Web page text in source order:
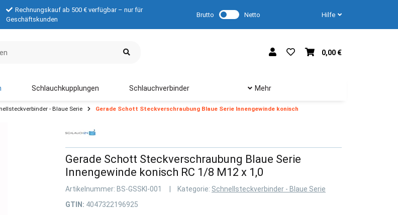
Rechnungskauf ab 500 € verfügbar – nur für
Geschäftskunden
Brutto Netto Hilfe
0,00 €
Schlauchkupplungen Schlauchverbinder Mehr
- Blaue Serie Gerade Schott Steckverschraubung Blaue Serie Innengewinde konisch
Gerade Schott Steckverschraubung Blaue Serie
Innengewinde konisch RC 1/8 M12 x 1,0
Artikelnummer: BS-GSSKI-001 Kategorie: Schnellsteckverbinder - Blaue Serie
GTIN: 4047322196925